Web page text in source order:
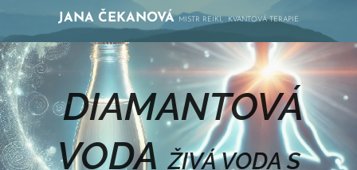
JANA ČEKANOVÁ MISTR REIKI, KVANTOVÁ TERAPIE
DIAMANTOVÁ
VODAŽIVÁ VODA S